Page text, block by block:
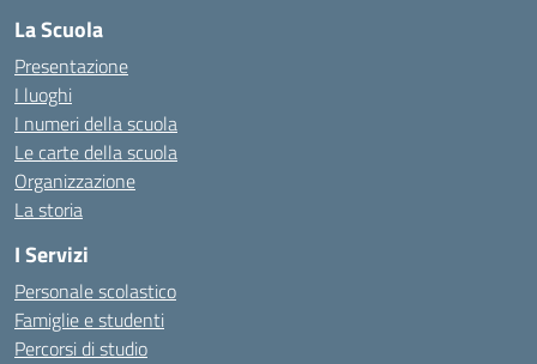
La Scuola
Presentazione
I luoghi
I numeri della scuola
Le carte della scuola
Organizzazione
La storia
I Servizi
Personale scolastico
Famiglie e studenti
Percorsi di studio